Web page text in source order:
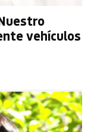
vehículos